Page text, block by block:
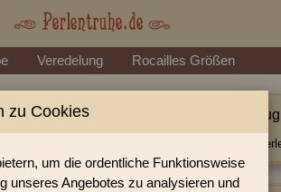
Veredelung Rocailles Größen
für 2-Cut Beads 2-Cutbeads
zahlreich 2-Cut Beads 2-Cutbeads Farbeinzug
zu Cookies
um die ordentliche Funktionsweise
unseres Angebotes zu analysieren und